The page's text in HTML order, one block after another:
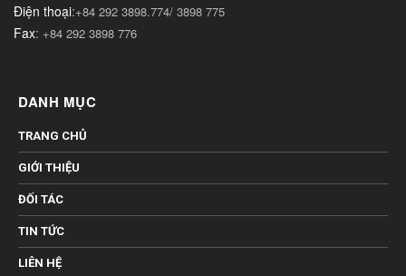
Điện thoại:+84 292 3898.774/ 3898 775
Fax: +84 292 3898 776
DANH MỤC
TRANG CHỦ
GIỚI THIỆU
ĐỐI TÁC
TIN TỨC
LIÊN HỆ